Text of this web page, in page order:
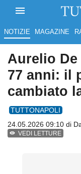
NOTIZIE MAGAZINE
Aurelio
77 anni: il
cambiato
TUTTONAPOLI
24.05.2026 09:10 di
VEDI LETTURE